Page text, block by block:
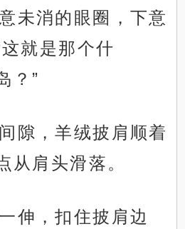
未消的眼圈，下意
就是那个什
？”
隙，羊绒披肩顺着
从肩头滑落。
伸，扣住披肩边